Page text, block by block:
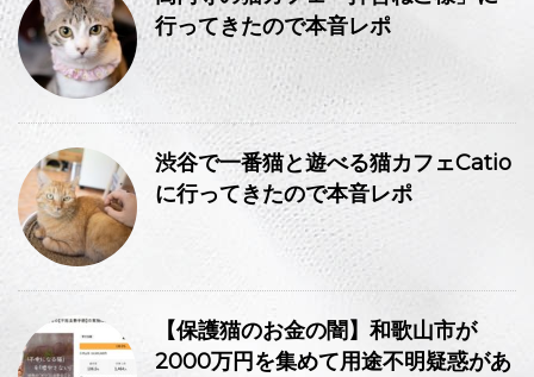
行ってきたので本音レポ
渋谷で一番猫と遊べる猫カフェCatio
に行ってきたので本音レポ
【保護猫のお金の闇】和歌山市が
2000万円を集めて用途不明疑惑があ